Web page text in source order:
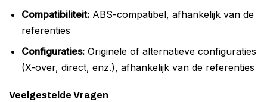
Compatibiliteit:ABS-compatibel, afhankelijk van de
referenties
Configuraties:Originele of alternatieve configuraties
(X-over, direct, enz.), afhankelijk van de referenties
Veelgestelde Vragen